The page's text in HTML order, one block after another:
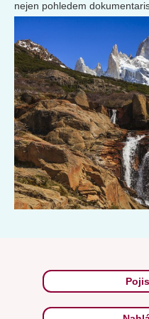
nejen pohledem
uměleckému oku budou...